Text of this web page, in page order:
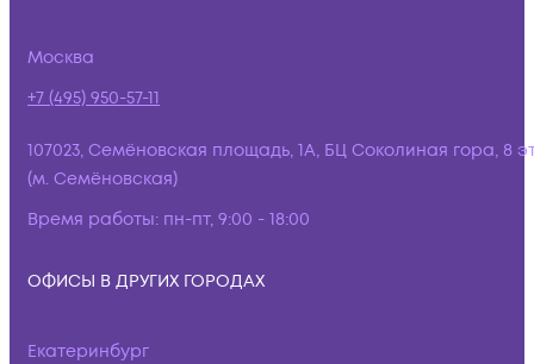
Москва
+7 (495) 950-57-11
107023, Семёновская площадь, 1А, БЦ Соколиная гора, 8
(м. Семёновская)
Время работы: пн-пт, 9:00 - 18:00
ОФИСЫ В ДРУГИХ ГОРОДАХ
Екатеринбург